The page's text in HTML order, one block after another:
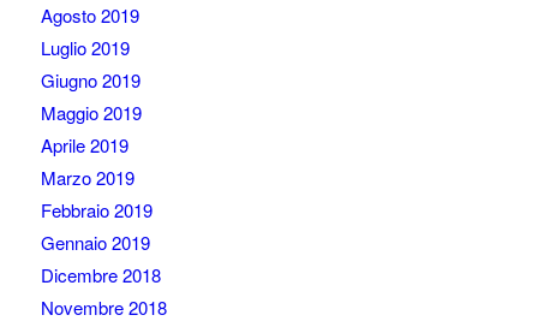
Agosto 2019
Luglio 2019
Giugno 2019
Maggio 2019
Aprile 2019
Marzo 2019
Febbraio 2019
Gennaio 2019
Dicembre 2018
Novembre 2018